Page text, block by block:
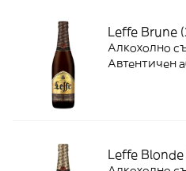
Leffe Brune
Алкохолно
Автентичен
Leffe